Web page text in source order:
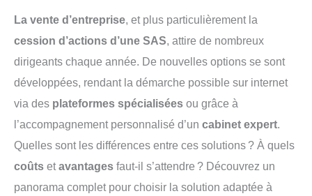
La vente d’entreprise, et plus particulièrement la
cession d’actions d’une SAS, attire de nombreux
dirigeants chaque année. De nouvelles options se sont
développées, rendant la démarche possible sur internet
via des plateformes spécialisées ou grâce à
l’accompagnement personnalisé d’un cabinet expert.
Quelles sont les différences entre ces solutions ? À quels
coûts etavantages faut-il s’attendre ? Découvrez un
panorama complet pour choisir la solution adaptée à